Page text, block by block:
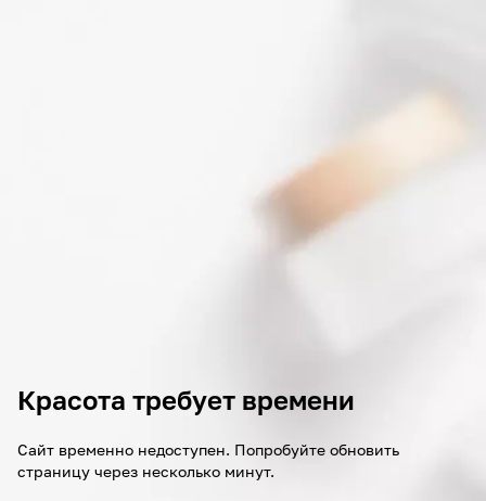
Красота требует времени
Сайт временно недоступен. Попробуйте обновить
страницу через несколько минут.